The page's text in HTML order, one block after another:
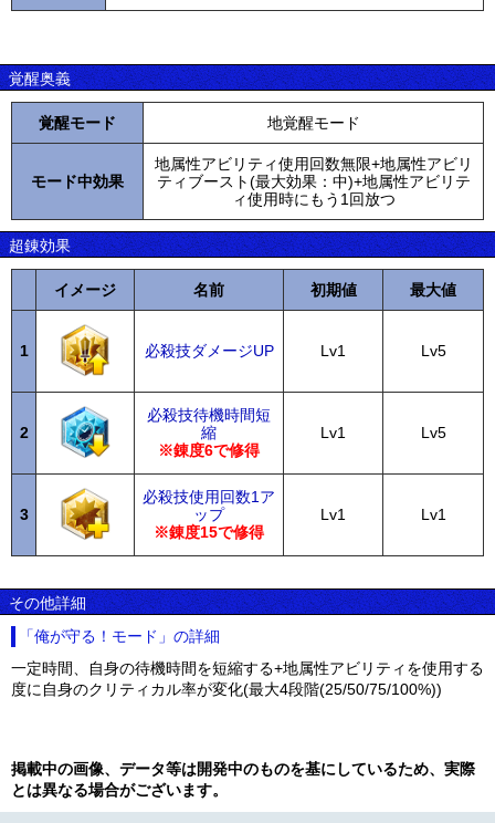
覚醒奥義
覚醒モード 地覚醒モード
モード中効果
地属性アビリティ使用回数無限+地属性アビリ
ティブースト(最大効果：中)+地属性アビリテ
ィ使用時にもう1回放つ
超錬効果
イメージ 名前 初期値 最大値
1 必殺技ダメージUP Lv1 Lv5
2
必殺技待機時間短
縮
※錬度6で修得
Lv1 Lv5
3
必殺技使用回数1ア
ップ
※錬度15で修得
Lv1 Lv1
その他詳細
「俺が守る！モード」の詳細
一定時間、自身の待機時間を短縮する+地属性アビリティを使用する
度に自身のクリティカル率が変化(最大4段階(25/50/75/100%))
掲載中の画像、データ等は開発中のものを基にしているため、実際
とは異なる場合がございます。